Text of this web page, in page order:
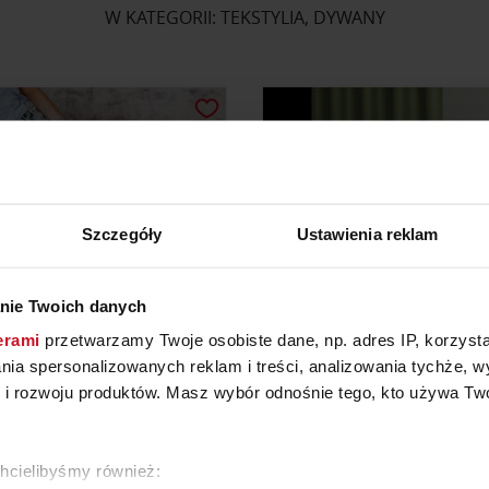
Szczegóły Ustawienia reklam
Twoich danych
przetwarzamy Twoje osobiste dane, np. adres IP,
spersonalizowanych reklam i treści, analizowania tychże,
rozwoju produktów. Masz wybór odnośnie tego, kto używa
również:
W KATEGORII: TEKSTYLIA, DYWANY
MANHATTAN
TKANINA
OZDOBNYM